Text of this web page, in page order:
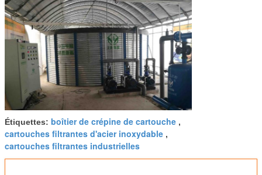
Étiquettes: boîtier de crépine de cartouche ,
cartouches filtrantes d'acier inoxydable ,
cartouches filtrantes industrielles